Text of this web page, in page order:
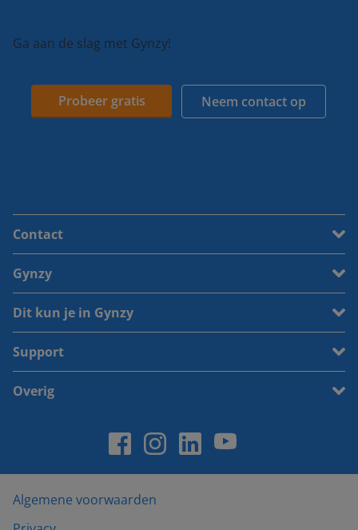
Ga aan de slag met Gynzy!
Probeer gratis Neem contact op
Contact
Gynzy
Dit kun je in Gynzy
Support
Overig
Algemene voorwaarden